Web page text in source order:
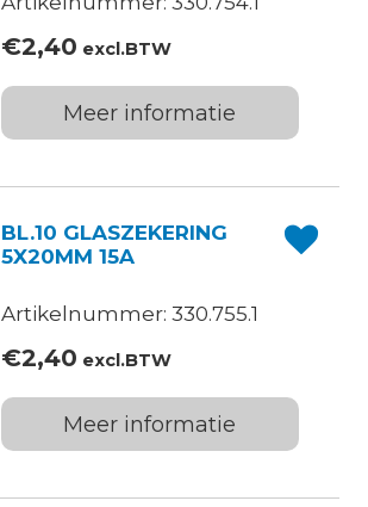
€2,40 excl.BTW
Meer informatie
BL.10 GLASZEKERING
5X20MM 15A
Artikelnummer: 330.755.1
€2,40 excl.BTW
Meer informatie